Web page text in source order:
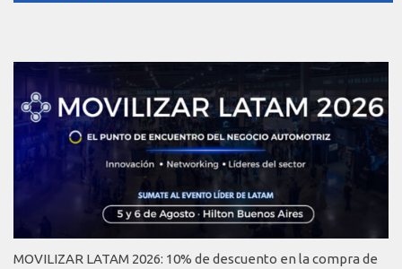
MOVILIZAR LATAM 2026: 10% de descuento en la compra de